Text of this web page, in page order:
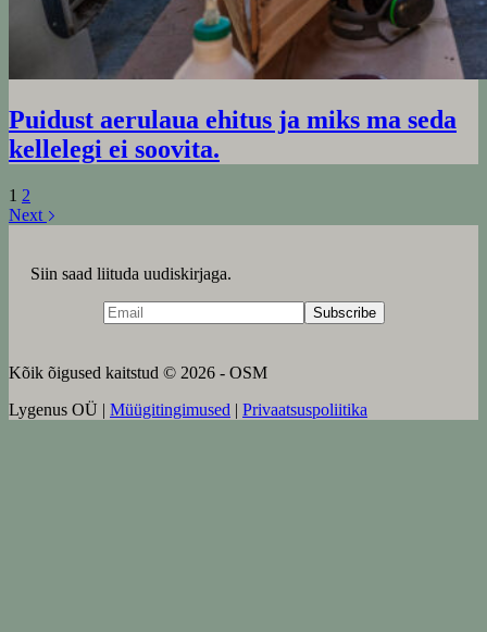
Puidust aerulaua ehitus ja miks ma seda
kellelegi ei soovita.
1 2
Next
Siin saad liituda uudiskirjaga.
Kõik õigused kaitstud © 2026 - OSM
Lygenus OÜ | Müügitingimused | Privaatsuspoliitika